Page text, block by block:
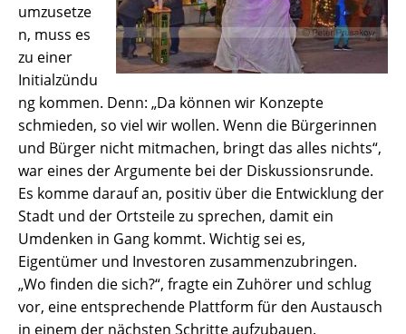
umzusetze
n, muss es
zu einer
Initialzündu
ng kommen. Denn: „Da können wir Konzepte
schmieden, so viel wir wollen. Wenn die Bürgerinnen
und Bürger nicht mitmachen, bringt das alles nichts“,
war eines der Argumente bei der Diskussionsrunde.
Es komme darauf an, positiv über die Entwicklung der
Stadt und der Ortsteile zu sprechen, damit ein
Umdenken in Gang kommt. Wichtig sei es,
Eigentümer und Investoren zusammenzubringen.
„Wo finden die sich?“, fragte ein Zuhörer und schlug
vor, eine entsprechende Plattform für den Austausch
in einem der nächsten Schritte aufzubauen.